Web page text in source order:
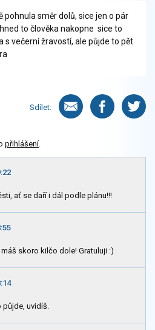
pohnula směr dolů, sice jen o pár
to člověka nakopne sice to
s večerní žravostí, ale půjde to pět
Sdílet:
přihlášení.
ať se daří i dál podle plánu!!!
skoro kilčo dole! Gratuluji :)
půjde, uvidíš.